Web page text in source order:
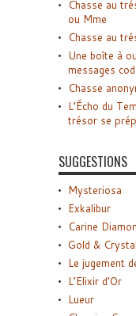
Chasse au
ou Mme
Chasse au
Une boîte à
messages
Chasse
L’Écho du
trésor se
SUGGESTIONS
Mysteriosa
Exkalibur
Carine
Gold & Crystal
Le jugement
L’Elixir d’Or
Lueur